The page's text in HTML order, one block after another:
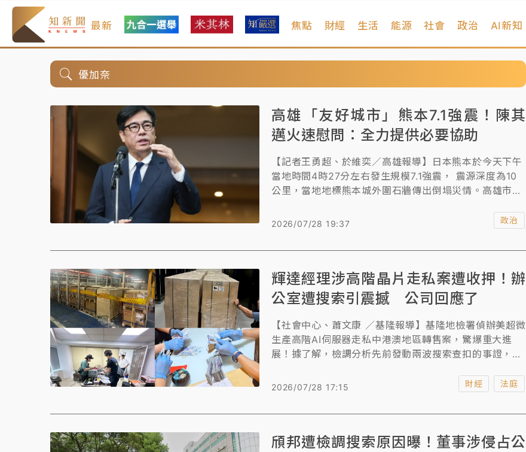
最新 焦點 財經 生活 能源 社會 政治 AI新知
優加奈
高雄「友好城市」熊本7.1強震！陳其
邁火速慰問：全力提供必要協助
【記者王勇超、於維奕／高雄報導】日本熊本於今天下午
當地時間4時27分左右發生規模7.1強震， 震源深度為10
公里，當地地標熊本城外圍石牆傳出倒塌災情。高雄市政
陳其邁得知熊本強震後，也於第一時間表達慰問，強調全
2026/07/28 19:37 政治
輝達經理涉高階晶片走私案遭收押！辦
公室遭搜索引震撼 公司回應了
【社會中心、蕭文康 ／基隆報導】基隆地檢署偵辦美超微
生產高階AI伺服器走私中港澳地區轉售案，驚爆重大進
展！據了解，檢調分析先前發動兩波搜索查扣的事證，發
的公司及住處，並以被告身分約談張男到案，檢察官複訊
滅證之虞，當庭逮捕並向法院聲請羈押禁見獲准。目前全
2026/07/28 17:15 財經 法庭
頎邦遭檢調搜索原因曝！董事涉侵占公